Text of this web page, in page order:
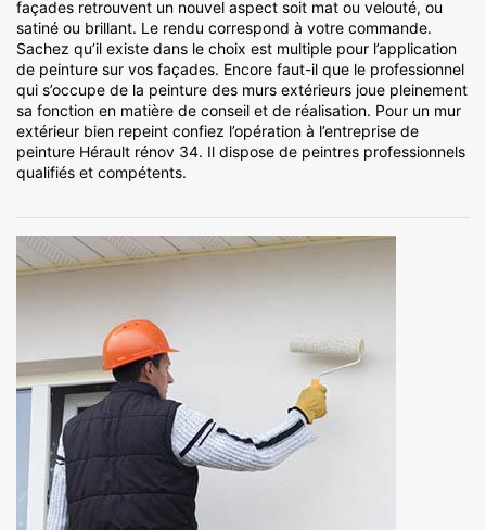
façades retrouvent un nouvel aspect soit mat ou velouté, ou
satiné ou brillant. Le rendu correspond à votre commande.
Sachez qu’il existe dans le choix est multiple pour l’application
de peinture sur vos façades. Encore faut-il que le professionnel
qui s’occupe de la peinture des murs extérieurs joue pleinement
sa fonction en matière de conseil et de réalisation. Pour un mur
extérieur bien repeint confiez l’opération à l’entreprise de
peinture Hérault rénov 34. Il dispose de peintres professionnels
qualifiés et compétents.